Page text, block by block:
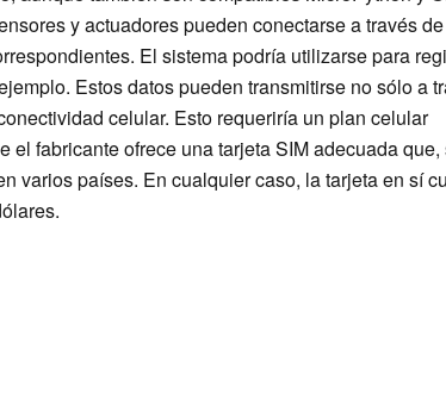
y actuadores pueden conectarse a través
El sistema podría utilizarse para
Estos datos pueden transmitirse no sólo a
celular. Esto requeriría un plan celular
el fabricante ofrece una tarjeta SIM adecuada
varios países. En cualquier caso, la tarjeta en sí